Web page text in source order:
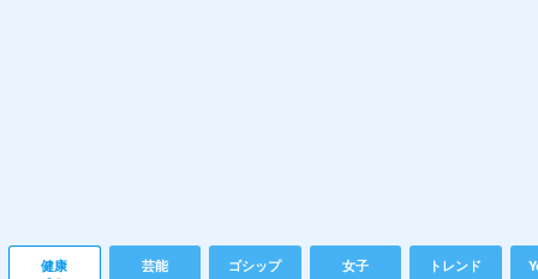
健康 芸能 ゴシップ 女子 トレンド